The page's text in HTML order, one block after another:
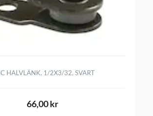
HALVLÄNK, 1/2X3/32, SVART
66,00 kr